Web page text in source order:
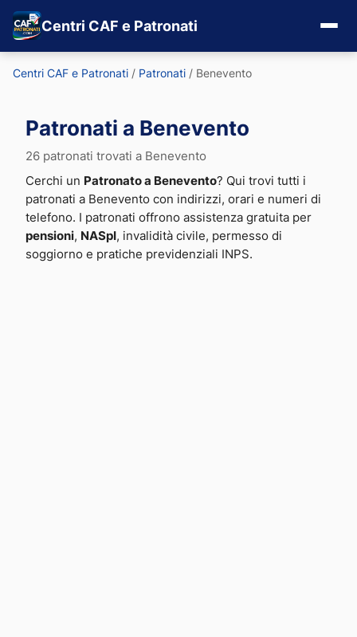
Centri CAF e Patronati
Centri CAF e Patronati / Patronati / Benevento
Patronati a Benevento
26 patronati trovati a Benevento
Cerchi un Patronato a Benevento? Qui trovi tutti i
patronati a Benevento con indirizzi, orari e numeri di
telefono. I patronati offrono assistenza gratuita per
pensioni, NASpI , invalidità civile, permesso di
soggiorno e pratiche previdenziali INPS.